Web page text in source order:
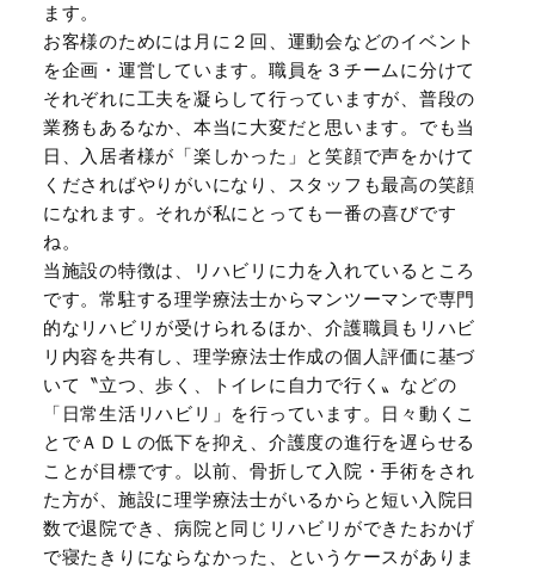
ます。
お客様のためには月に２回、運動会などのイベント
を企画・運営しています。職員を３チームに分けて
それぞれに工夫を凝らして行っていますが、普段の
業務もあるなか、本当に大変だと思います。でも当
日、入居者様が「楽しかった」と笑顔で声をかけて
くださればやりがいになり、スタッフも最高の笑顔
になれます。それが私にとっても一番の喜びです
ね。
当施設の特徴は、リハビリに力を入れているところ
です。常駐する理学療法士からマンツーマンで専門
的なリハビリが受けられるほか、介護職員もリハビ
リ内容を共有し、理学療法士作成の個人評価に基づ
いて〝立つ、歩く、トイレに自力で行く〟などの
「日常生活リハビリ」を行っています。日々動くこ
とでＡＤＬの低下を抑え、介護度の進行を遅らせる
ことが目標です。以前、骨折して入院・手術をされ
た方が、施設に理学療法士がいるからと短い入院日
数で退院でき、病院と同じリハビリができたおかげ
で寝たきりにならなかった、というケースがありま